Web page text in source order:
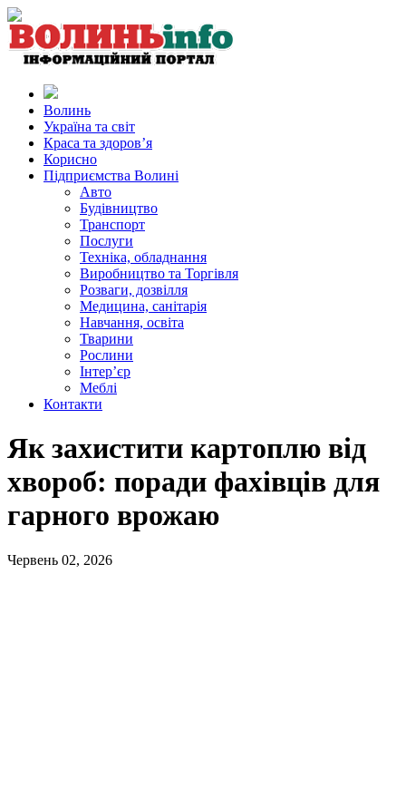
Волинь
Україна та світ
Краса та здоров’я
Корисно
Підприємства Волині
Авто
Будівництво
Транспорт
Послуги
Техніка, обладнання
Виробництво та Торгівля
Розваги, дозвілля
Медицина, санітарія
Навчання, освіта
Тварини
Рослини
Інтер’єр
Меблі
Контакти
Як захистити картоплю від
хвороб: поради фахівців для
гарного врожаю
Червень 02, 2026